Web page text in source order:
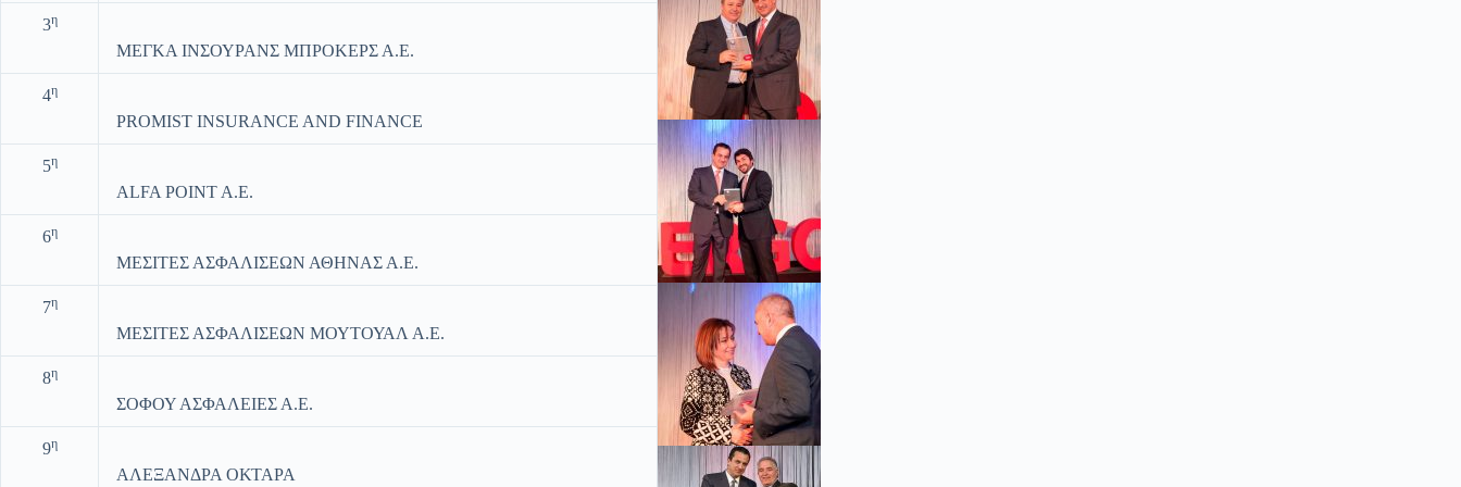
3η
ΜΕΓΚΑ ΙΝΣΟΥΡΑΝΣ ΜΠΡΟΚΕΡΣ Α.Ε.
4η
PROMIST INSURANCE AND FINANCE
5η
ALFA POINT A.E.
6η
ΜΕΣΙΤΕΣ ΑΣΦΑΛΙΣΕΩΝ ΑΘΗΝΑΣ Α.Ε.
7η
ΜΕΣΙΤΕΣ ΑΣΦΑΛΙΣΕΩΝ ΜΟΥΤΟΥΑΛ Α.Ε.
8η
ΣΟΦΟΥ ΑΣΦΑΛΕΙΕΣ Α.Ε.
9η
ΑΛΕΞΑΝΔΡΑ ΟΚΤΑΡΑ